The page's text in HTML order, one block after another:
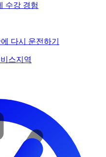
수강 경험
다시 운전하기
스지역